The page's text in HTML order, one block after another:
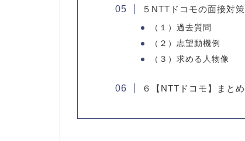
５NTTドコモの面接対策
（１）過去質問
（２）志望動機例
（３）求める人物像
６【NTTドコモ】まとめ